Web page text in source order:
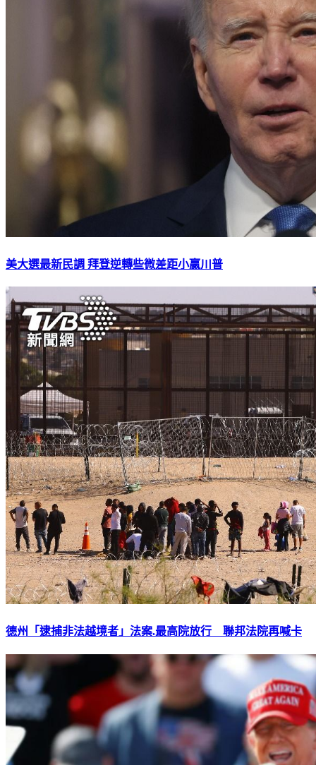
美大選最新民調 拜登逆轉些微差距小贏川普
德州「逮捕非法越境者」法案.最高院放行 聯邦法院再喊卡